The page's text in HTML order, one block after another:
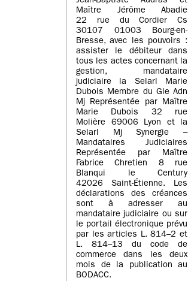
Maître Jérôme Abadie
22 rue du Cordier Cs
30107 01003 Bourg-en-
Bresse, avec les pouvoirs :
assister le débiteur dans
tous les actes concernant la
gestion, mandataire
judiciaire la Selarl Marie
Dubois Membre du Gie Adn
Mj Représentée par Maître
Marie Dubois 32 rue
Molière 69006 Lyon et la
Selarl Mj Synergie –
Mandataires Judiciaires
Représentée par Maître
Fabrice Chretien 8 rue
Blanqui le Century
42026 Saint-Étienne. Les
déclarations des créances
sont à adresser au
mandataire judiciaire ou sur
le portail électronique prévu
par les articles L. 814–2 et
L. 814–13 du code de
commerce dans les deux
mois de la publication au
BODACC.